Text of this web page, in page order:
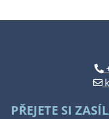
PŘEJETE SI